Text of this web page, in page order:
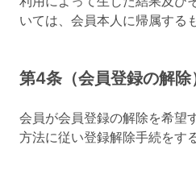
いては、会員本人に帰属する
第4条（会員登録の解除
会員が会員登録の解除を希望
方法に従い登録解除手続をす